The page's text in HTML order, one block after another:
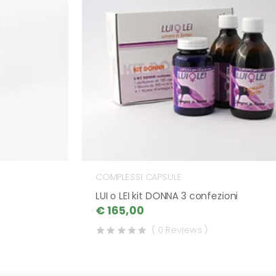
COMPLESSI CAPSULE
LUI o LEI kit DONNA 3 confezioni
€ 165,00
( 0 Reviews )